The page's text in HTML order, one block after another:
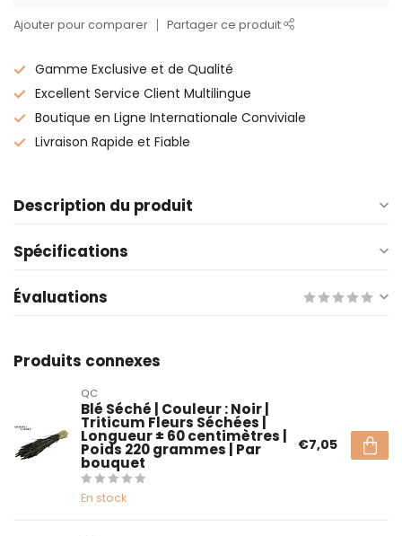
Ajouter pour comparer Partager ce produit
Gamme Exclusive et de Qualité
Excellent Service Client Multilingue
Boutique en Ligne Internationale Conviviale
Livraison Rapide et Fiable
Description du produit
Spécifications
Évaluations
Produits connexes
QC
Blé Séché | Couleur : Noir |
Triticum Fleurs Séchées |
Longueur ± 60 centimètres |
Poids 220 grammes | Par
bouquet
En stock
€7,05